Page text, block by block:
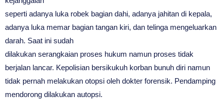
seperti adanya luka robek bagian dahi, adanya jahitan di kepala,
adanya luka memar bagian tangan kiri, dan telinga mengeluarkan
darah. Saat ini sudah
dilakukan serangkaian proses hukum namun proses tidak
berjalan lancar. Kepolisian bersikukuh korban bunuh diri namun
tidak pernah melakukan otopsi oleh dokter forensik. Pendamping
mendorong dilakukan autopsi.